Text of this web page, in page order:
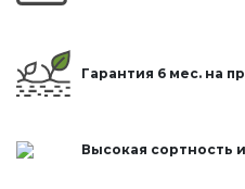
Гарантия 6 мес. на
Высокая сортность